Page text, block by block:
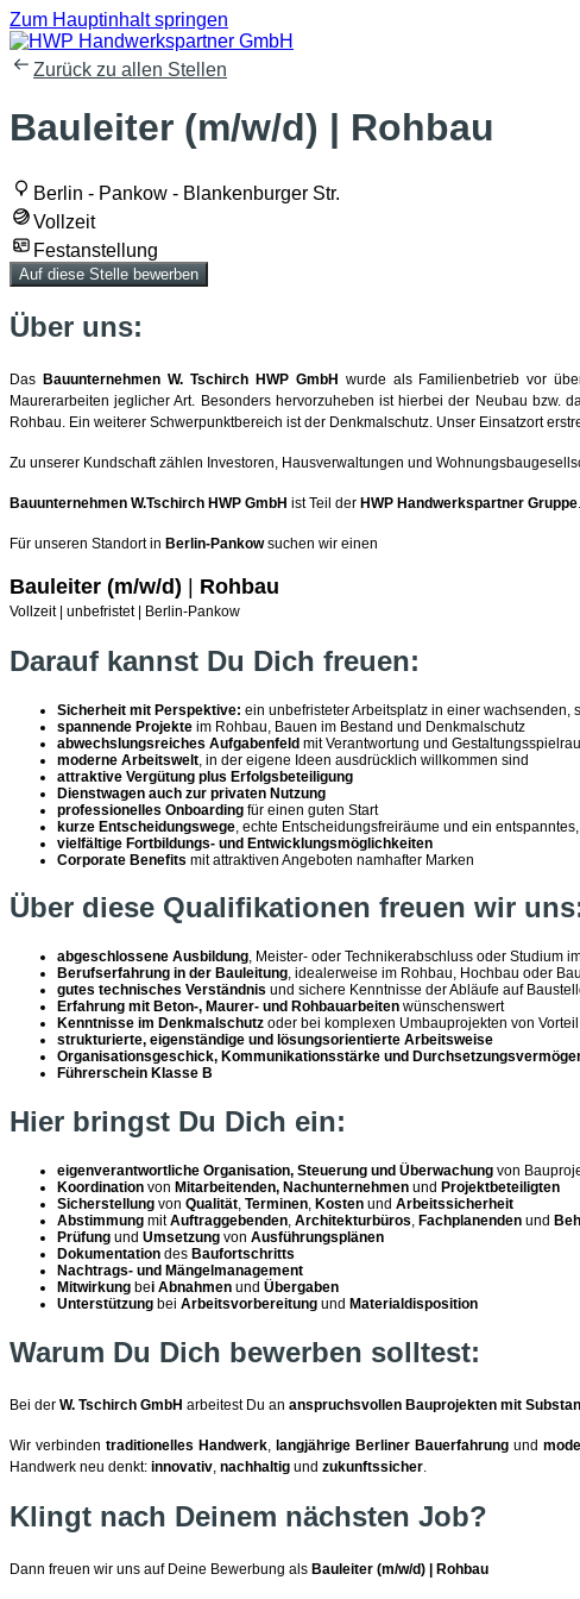
Zum Hauptinhalt springen
Zurück zu allen Stellen
Bauleiter (m/w/d) | Rohbau
Berlin - Pankow - Blankenburger Str.
Vollzeit
Festanstellung
Auf diese Stelle bewerben
Über uns:
Das Bauunternehmen W. Tschirch HWP GmbH wurde als Familienbetrieb vor
Maurerarbeiten jeglicher Art. Besonders hervorzuheben ist hierbei der Neubau bzw.
Rohbau. Ein weiterer Schwerpunktbereich ist der Denkmalschutz. Unser Einsatzort
Zu unserer Kundschaft zählen Investoren, Hausverwaltungen und
Bauunternehmen W.Tschirch HWP GmbH ist Teil der HWP Handwerkspartner Gruppe
Für unseren Standort in Berlin-Pankowsuchen wir einen
Bauleiter (m/w/d) | Rohbau
Vollzeit | unbefristet | Berlin-Pankow
Darauf kannst Du Dich freuen:
Sicherheit mit Perspektive: ein unbefristeter Arbeitsplatz in einer
spannende Projekte im Rohbau, Bauen im Bestand und Denkmalschutz
abwechslungsreiches Aufgabenfeld mit Verantwortung und
moderne Arbeitswelt , in der eigene Ideen ausdrücklich willkommen sind
attraktive Vergütung plus Erfolgsbeteiligung
Dienstwagen auch zur privaten Nutzung
professionelles Onboarding für einen guten Start
kurze Entscheidungswege , echte Entscheidungsfreiräume und ein
vielfältige Fortbildungs- und Entwicklungsmöglichkeiten
Corporate Benefits mit attraktiven Angeboten namhafter Marken
Über diese Qualifikationen freuen wir
abgeschlossene Ausbildung, Meister- oder Technikerabschluss oder Studium
Berufserfahrung in der Bauleitung, idealerweise im Rohbau, Hochbau oder
gutes technisches Verständnis und sichere Kenntnisse der Abläufe auf
Erfahrung mit Beton-, Maurer- und Rohbauarbeiten wünschenswert
Kenntnisse im Denkmalschutz oder bei komplexen Umbauprojekten von Vorteil
strukturierte, eigenständige und lösungsorientierte Arbeitsweise
Organisationsgeschick, Kommunikationsstärke und
Führerschein Klasse B
Hier bringst Du Dich ein:
eigenverantwortliche Organisation, Steuerung und Überwachung von
Koordination von Mitarbeitenden, Nachunternehmen und Projektbeteiligten
Sicherstellung von Qualität, Terminen, Kosten und Arbeitssicherheit
Abstimmung mitAuftraggebenden, Architekturbüros, Fachplanenden und
Prüfung und Umsetzung von Ausführungsplänen
Dokumentation des Baufortschritts
Nachtrags- und Mängelmanagement
Mitwirkung bei Abnahmen und Übergaben
Unterstützung bei Arbeitsvorbereitung und Materialdisposition
Warum Du Dich bewerben solltest:
Bei der W. Tschirch GmbH arbeitest Du an anspruchsvollen Bauprojekten mit
Wir verbinden traditionelles Handwerk, langjährige Berliner Bauerfahrung und
Handwerk neu denkt: innovativ, nachhaltig und zukunftssicher.
Klingt nach Deinem nächsten Job?
Dann freuen wir uns auf Deine Bewerbung als Bauleiter (m/w/d) | Rohbau